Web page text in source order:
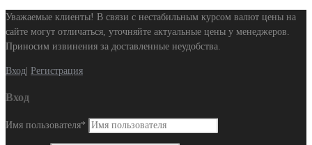
Уважаемые клиенты! В связи с нестабильным курсом валют цены на
сайте могут отличаться, уточняйте актуальные цены у менеджеров.
Приносим извинения за доставленные неудобства.
Вход Регистрация
Вход
Имя пользователя*